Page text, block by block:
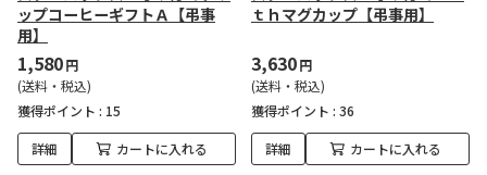
ップコーヒーギフトＡ【弔事
用】
1,580円
(送料・税込)
獲得ポイント : 15
詳細 カートに入れる
ｔｈマグカップ【弔事用】
3,630円
(送料・税込)
獲得ポイント : 36
詳細 カートに入れる